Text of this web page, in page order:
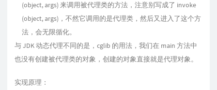
(object, args) 来调用被代理类的方法，注意别写成了 invoke
(object, args)，不然它调用的是代理类，然后又进入了这个方
法，会无限循化。
与 JDK 动态代理不同的是，cglib 的用法，我们在 main 方法中
也没有创建被代理类的对象，创建的对象直接就是代理对象。
实现原理：